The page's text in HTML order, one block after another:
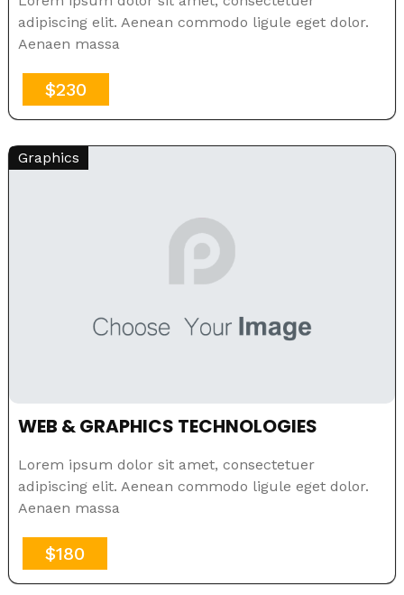
adipiscing elit. Aenean commodo ligule eget dolor.
Aenaen massa
$230
Graphics
WEB & GRAPHICS TECHNOLOGIES
Lorem ipsum dolor sit amet, consectetuer
adipiscing elit. Aenean commodo ligule eget dolor.
Aenaen massa
$180